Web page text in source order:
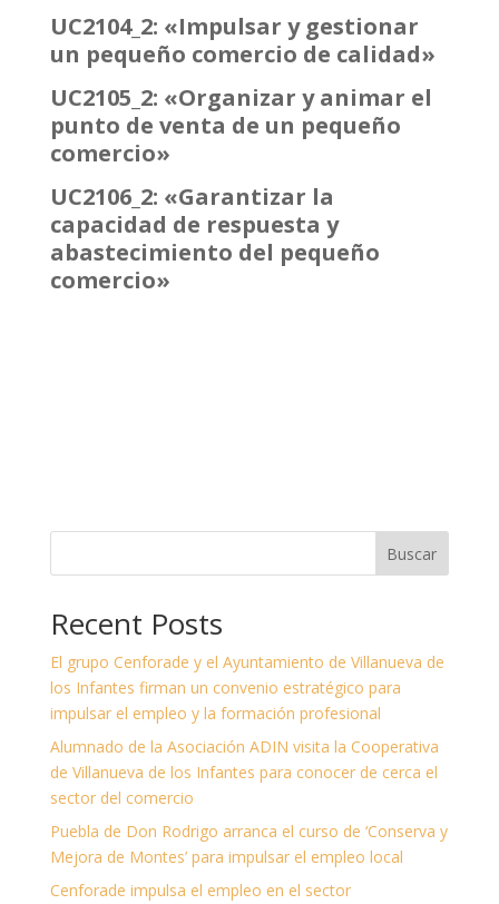
UC2104_2: «Impulsar y gestionar
un pequeño comercio de calidad»
UC2105_2: «Organizar y animar el
punto de venta de un pequeño
comercio»
UC2106_2: «Garantizar la
capacidad de respuesta y
abastecimiento del pequeño
comercio»
Buscar
Recent Posts
El grupo Cenforade y el Ayuntamiento de Villanueva de
los Infantes firman un convenio estratégico para
impulsar el empleo y la formación profesional
Alumnado de la Asociación ADIN visita la Cooperativa
de Villanueva de los Infantes para conocer de cerca el
sector del comercio
Puebla de Don Rodrigo arranca el curso de ‘Conserva y
Mejora de Montes’ para impulsar el empleo local
Cenforade impulsa el empleo en el sector